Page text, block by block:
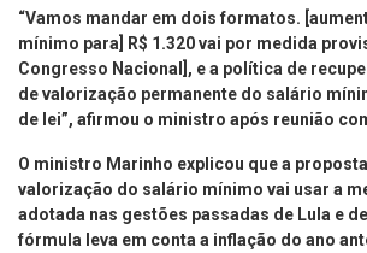
“Vamos mandar em dois formatos.
mínimo para] R$ 1.320 vai por medida
Congresso Nacional], e a política de
de valorização permanente do salário
de lei”, afirmou o ministro após reunião
O ministro Marinho explicou que a
valorização do salário mínimo vai usar a
adotada nas gestões passadas de Lula e
fórmula leva em conta a inflação do ano